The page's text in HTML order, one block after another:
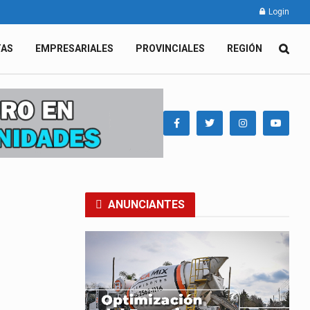
Login
EMPRESARIALES PROVINCIALES REGIÓN
ANUNCIANTES